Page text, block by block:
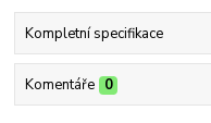
Kompletní specifikace
Komentáře 0